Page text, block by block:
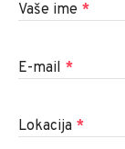
Vaše ime *
E-mail *
Lokacija *